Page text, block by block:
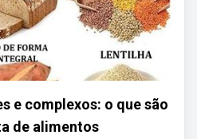
e complexos: o que são
de alimentos